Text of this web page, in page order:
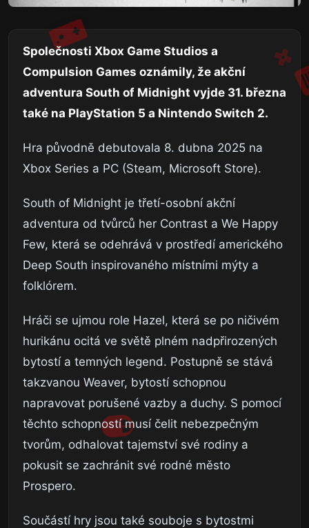
Společnosti Xbox Game Studios a
Compulsion Games oznámily, že akční
adventura South of Midnight vyjde 31. března
také na PlayStation 5 a Nintendo Switch 2.
Hra původně debutovala 8. dubna 2025 na
Xbox Series a PC (Steam, Microsoft Store).
South of Midnight je třetí-osobní akční
adventura od tvůrců her Contrast a We Happy
Few, která se odehrává v prostředí amerického
Deep South inspirovaného místními mýty a
folklórem.
Hráči se ujmou role Hazel, která se po ničivém
hurikánu ocitá ve světě plném nadpřirozených
bytostí a temných legend. Postupně se stává
takzvanou Weaver, bytostí schopnou
napravovat porušené vazby a duchy. S pomocí
těchto schopností musí čelit nebezpečným
tvorům, odhalovat tajemství své rodiny a
pokusit se zachránit své rodné město
Prospero.
Součástí hry jsou také souboje s bytostmi